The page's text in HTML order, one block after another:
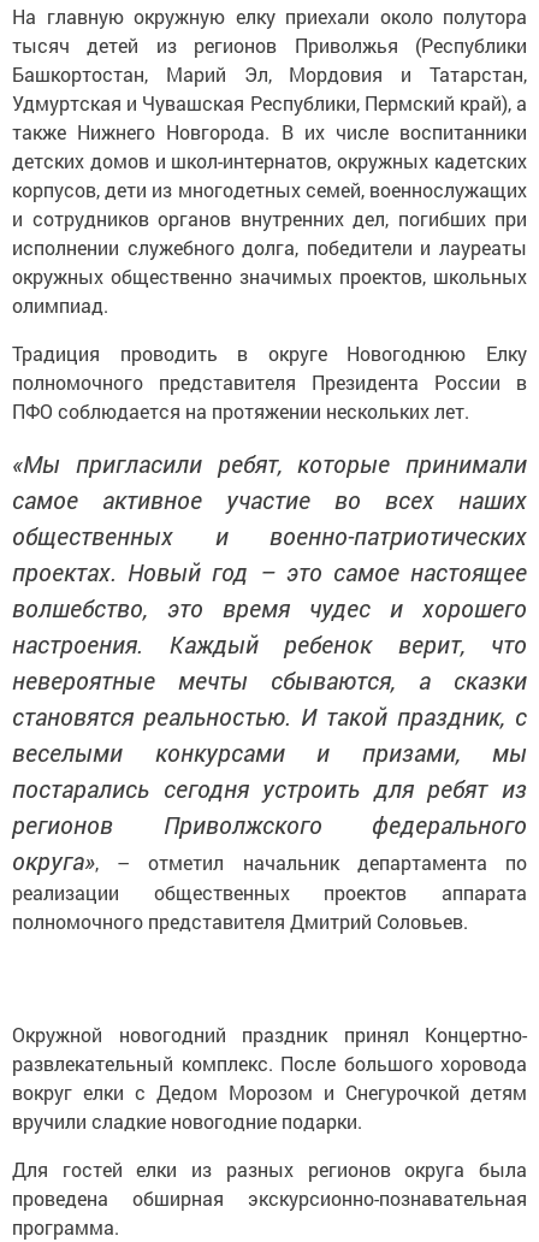
На главную окружную елку приехали около полутора
тысяч детей из регионов Приволжья (Республики
Башкортостан, Марий Эл, Мордовия и Татарстан,
Удмуртская и Чувашская Республики, Пермский край), а
также Нижнего Новгорода. В их числе воспитанники
детских домов и школ-интернатов, окружных кадетских
корпусов, дети из многодетных семей, военнослужащих
и сотрудников органов внутренних дел, погибших при
исполнении служебного долга, победители и лауреаты
окружных общественно значимых проектов, школьных
олимпиад.
Традиция проводить в округе Новогоднюю Елку
полномочного представителя Президента России в
ПФО соблюдается на протяжении нескольких лет.
«Мы пригласили ребят, которые принимали
самое активное участие во всех наших
общественных и военно-патриотических
проектах. Новый год – это самое настоящее
волшебство, это время чудес и хорошего
настроения. Каждый ребенок верит, что
невероятные мечты сбываются, а сказки
становятся реальностью. И такой праздник, с
веселыми конкурсами и призами, мы
постарались сегодня устроить для ребят из
регионов Приволжского федерального
округа», – отметил начальник департамента по
реализации общественных проектов аппарата
полномочного представителя Дмитрий Соловьев.
Окружной новогодний праздник принял Концертно-
развлекательный комплекс. После большого хоровода
вокруг елки с Дедом Морозом и Снегурочкой детям
вручили сладкие новогодние подарки.
Для гостей елки из разных регионов округа была
проведена обширная экскурсионно-познавательная
программа.